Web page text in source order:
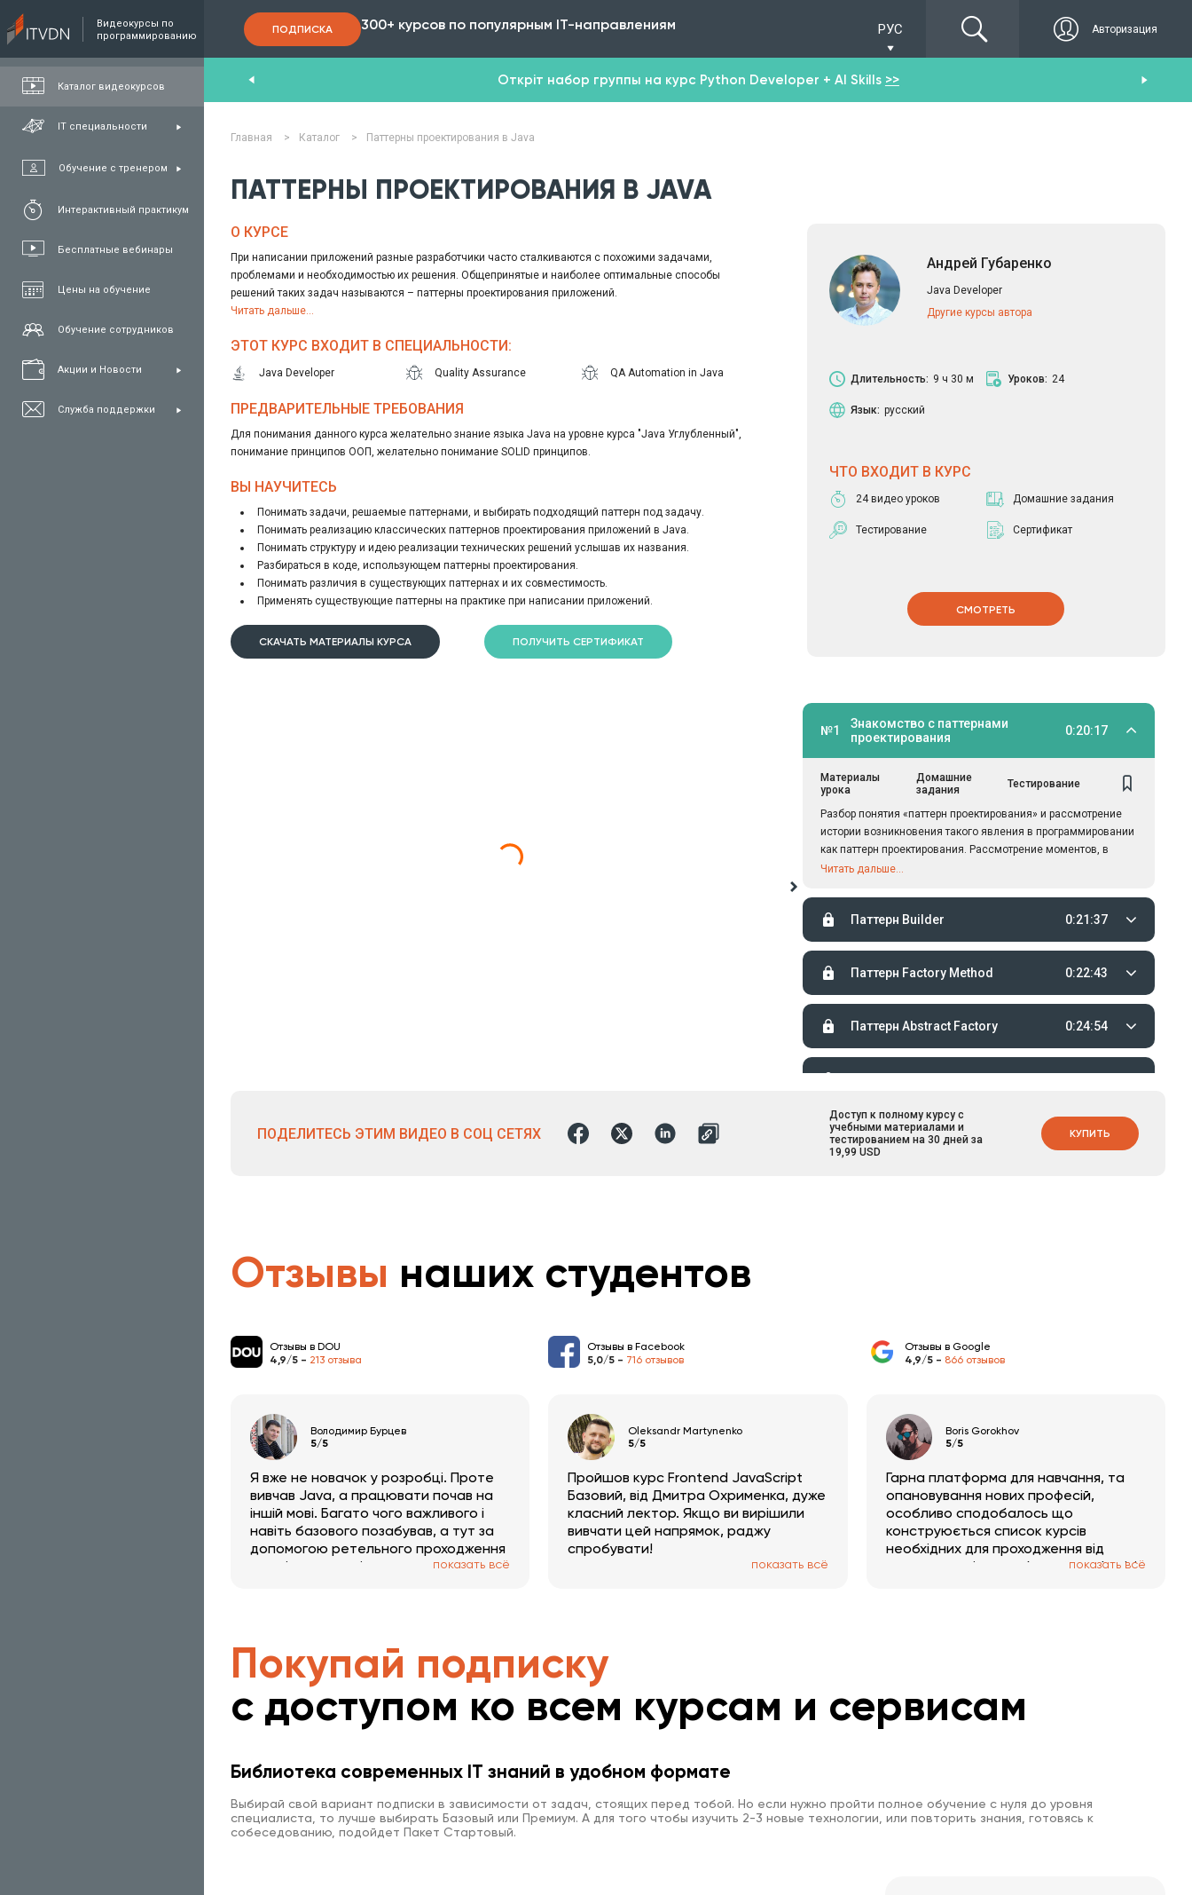
Видеокурсы по
программированию
Каталог видеокурсов
IT специальности
Обучение с тренером
Интерактивный практикум
Бесплатные вебинары
Цены на обучение
Обучение сотрудников
Акции и Новости
Служба поддержки
ПОДПИСКА 300+ курсов по популярным IT-направлениям РУС Авторизация
,FullStack Откріт набор группы на курс Python Developer + AI Skills >>
Главная > Каталог > Паттерны проектирования в Java
ПАТТЕРНЫ ПРОЕКТИРОВАНИЯ В JAVA
О КУРСЕ
При написании приложений разные разработчики часто сталкиваются с похожими задачами,
проблемами и необходимостью их решения. Общепринятые и наиболее оптимальные способы
решений таких задач называются – паттерны проектирования приложений.
На курсе “Паттерны проектирования в Java” детально разбираются ставшие уже классическими 23
как сами паттерны, так и их различия, применимость тех или иных паттернов, их совместимость и
взаимодействие. В видеоуроках вы познакомитесь с теоретическими основами использования
паттернов при написании приложений и закрепите их использование на практических примерах.
Читать дальше...
ЭТОТ КУРС ВХОДИТ В СПЕЦИАЛЬНОСТИ:
Java Developer Quality Assurance QA Automation in Java
ПРЕДВАРИТЕЛЬНЫЕ ТРЕБОВАНИЯ
Для понимания данного курса желательно знание языка Java на уровне курса "Java Углубленный",
понимание принципов ООП, желательно понимание SOLID принципов.
ВЫ НАУЧИТЕСЬ
Понимать задачи, решаемые паттернами, и выбирать подходящий паттерн под задачу.
Понимать реализацию классических паттернов проектирования приложений в Java.
Понимать структуру и идею реализации технических решений услышав их названия.
Разбираться в коде, использующем паттерны проектирования.
Понимать различия в существующих паттернах и их совместимость.
Применять существующие паттерны на практике при написании приложений.
СКАЧАТЬ МАТЕРИАЛЫ КУРСА ПОЛУЧИТЬ СЕРТИФИКАТ
Андрей Губаренко
Java Developer
Другие курсы автора
Длительность: 9 ч 30 м Уроков: 24
Язык: русский
ЧТО ВХОДИТ В КУРС
24 видео уроков Домашние задания
Тестирование Сертификат
СМОТРЕТЬ
№1
Знакомство с паттернами
проектирования
0:20:17
Материалы
урока
Домашние
задания
Тестирование
Разбор понятия «паттерн проектирования» и рассмотрение
истории возникновения такого явления в программировании
как паттерн проектирования. Рассмотрение моментов, в
которых паттерны проектирования помогают решить часто
паттернов проектирования, которое приводит к обратному
разработчиков и регулярного неуместного применения
Читать дальше...
Паттерн Builder 0:21:37
Паттерн Factory Method 0:22:43
Паттерн Abstract Factory 0:24:54
Паттерн Singleton 0:29:08
Паттерн Decorator
Паттерн Flyweight
Паттерн Proxy 0:27:12
Паттерн Chain of Responsibility 0:25:59
Паттерн Iterator
Паттерн Memento 0:24:06
ПОДЕЛИТЕСЬ ЭТИМ ВИДЕО В СОЦ СЕТЯХ
Доступ к полному курсу с
учебными материалами и
тестированием на 30 дней за
19,99 USD
КУПИТЬ
Отзывы наших студентов
Отзывы в DOU
4,9/5 - 213 отзыва
Отзывы в Facebook
5,0/5 - 716 отзывов
Отзывы в Google
4,9/5 - 866 отзывов
Володимир Бурцев
5/5
Я вже не новачок у розробці. Проте
вивчав Java, а працювати почав на
іншій мові. Багато чого важливого і
навіть базового позабував, а тут за
допомогою ретельного проходження
по всім пунктам і аспектам згадую
Був би час 🙂 PS записи трошки
вкрилось пилом і часто зустрічаю
помилки/обмовки, але в цілому на
якість це не впливає. РАДЖУ!
показать всё
Oleksandr Martynenko
5/5
Пройшов курс Frontend JavaScript
Базовий, від Дмитра Охрименка, дуже
класний лектор. Якщо ви вирішили
вивчати цей напрямок, раджу
спробувати!
показать всё
Boris Gorokhov
5/5
Гарна платформа для навчання, та
опановування нових професій,
особливо сподобалось що
конструюється список курсів
необхідних для проходження від
початку до кінця з обраної професії і
показать всё
Покупай подписку
с доступом ко всем курсам и сервисам
Библиотека современных IT знаний в удобном формате
Выбирай свой вариант подписки в зависимости от задач, стоящих перед тобой. Но если нужно пройти полное обучение с нуля до уровня
специалиста, то лучше выбирать Базовый или Премиум. А для того чтобы изучить 2-3 новые технологии, или повторить знания, готовясь к
собеседованию, подойдет Пакет Стартовый.